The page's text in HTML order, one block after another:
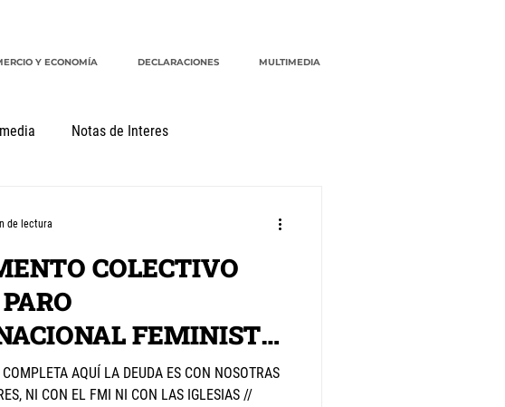
Y ECONOMÍA DECLARACIONES MULTIMEDIA
Notas de Interes
COLECTIVO
FEMINISTA
AQUÍ LA DEUDA ES CON NOSOTRAS
NI CON EL FMI NI CON LAS IGLESIAS //
de lectura